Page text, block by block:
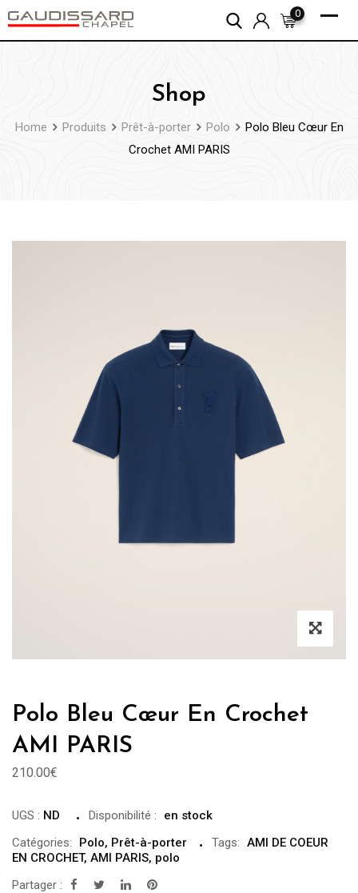
Skip
to
0
Shop
Home Produits Prêt-à-porter Polo
Polo Bleu Cœur En
Crochet AMI PARIS
Polo Bleu Cœur En Crochet
AMI PARIS
210.00€
UGS : ND Disponibilité :
en stock
Catégories:
Polo, Prêt-à-porter Tags: AMI DE COEUR
EN CROCHET, AMI PARIS, polo
Partager :